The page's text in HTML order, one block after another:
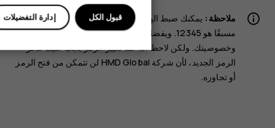
ملاحظة: يمكنك ضبط الهاتف لطلب رمز الحماية. الرمز المعين
مسبقًا هو 12345. ويفضل تغييره لحماية بياناتك الشخصية
وخصوصيتك. ولكن لاحظ أنه عند تغيير الرمز يجب عليك تذكر
الرمز الجديد، لأن شركة HMD Global لن تتمكن من فتح الرمز
أو تجاوزه.
إدارة التفضيلات قبول الكل